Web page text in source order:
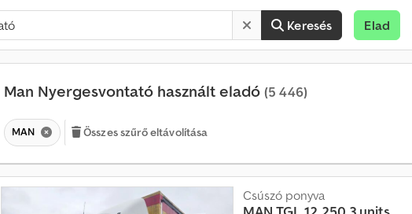
Keresés Elad
Man Nyergesvontató használt eladó (5 446)
MAN Összes szűrő eltávolítása
Csúszó ponyva